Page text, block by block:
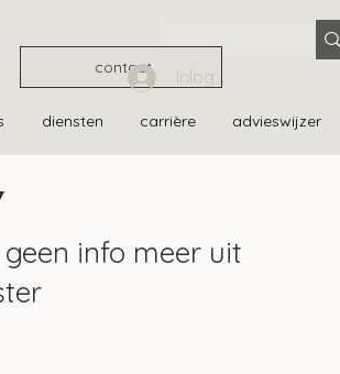
contact
diensten carrière advieswijzer
Inloggen
info meer uit